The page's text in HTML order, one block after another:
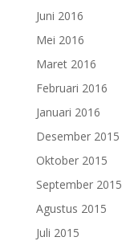
Juni 2016
Mei 2016
Maret 2016
Februari 2016
Januari 2016
Desember 2015
Oktober 2015
September 2015
Agustus 2015
Juli 2015